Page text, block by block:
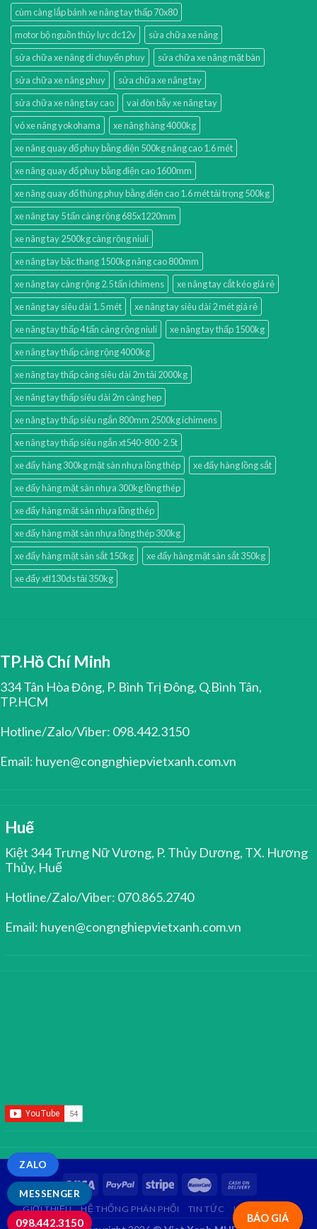
cùm càng lắp bánh xe nâng tay thấp 70x80
motor bộ nguồn thủy lực dc12v
sửa chữa xe nâng
sửa chữa xe nâng di chuyển phuy
sửa chữa xe nâng mặt bàn
sửa chữa xe nâng phuy
sửa chữa xe nâng tay
sửa chữa xe nâng tay cao
vai đòn bẫy xe nâng tay
vỏ xe nâng yokohama
xe nâng hàng 4000kg
xe nâng quay đổ phuy bằng điện 500kg nâng cao 1.6 mét
xe nâng quay đổ phuy bằng điện cao 1600mm
xe nâng quay đổ thùng phuy bằng điện cao 1.6 mét tải trọng 500kg
xe nâng tay 5 tấn càng rộng 685x1220mm
xe nâng tay 2500kg càng rộng niuli
xe nâng tay bậc thang 1500kg nâng cao 800mm
xe nâng tay càng rộng 2.5 tấn ichimens
xe nâng tay cắt kéo giá rẻ
xe nâng tay siêu dài 1.5 mét
xe nâng tay siêu dài 2 mét giá rẻ
xe nâng tay thấp 4 tấn càng rộng niuli
xe nâng tay thấp 1500kg
xe nâng tay thấp càng rộng 4000kg
xe nâng tay thấp càng siêu dài 2m tải 2000kg
xe nâng tay thấp siêu dài 2m càng hẹp
xe nâng tay thấp siêu ngắn 800mm 2500kg ichimens
xe nâng tay thấp siêu ngắn xt540-800-2.5t
xe đẩy hàng 300kg mặt sàn nhựa lồng thép
xe đẩy hàng lồng sắt
xe đẩy hàng mặt sàn nhựa 300kg lồng thép
xe đẩy hàng mặt sàn nhựa lồng thép
xe đẩy hàng mặt sàn nhựa lồng thép 300kg
xe đẩy hàng mặt sàn sắt 150kg
xe đẩy hàng mặt sàn sắt 350kg
xe đẩy xtl130ds tải 350kg
TP.Hồ Chí Minh
334 Tân Hòa Đông, P. Bình Trị Đông, Q.Bình Tân,
TP.HCM
Hotline/Zalo/Viber: 098.442.3150
Email: huyen@congnghiepvietxanh.com.vn
Huế
Kiệt 344 Trưng Nữ Vương, P. Thủy Dương, TX. Hương
Thủy, Huế
Hotline/Zalo/Viber: 070.865.2740
Email: huyen@congnghiepvietxanh.com.vn
BÁO GIÁ
GIỚI THIỆU HỆ THỐNG PHÂN PHỐI TIN TỨC LIÊN HỆ
MESSENGER
ZALO
098.442.3150